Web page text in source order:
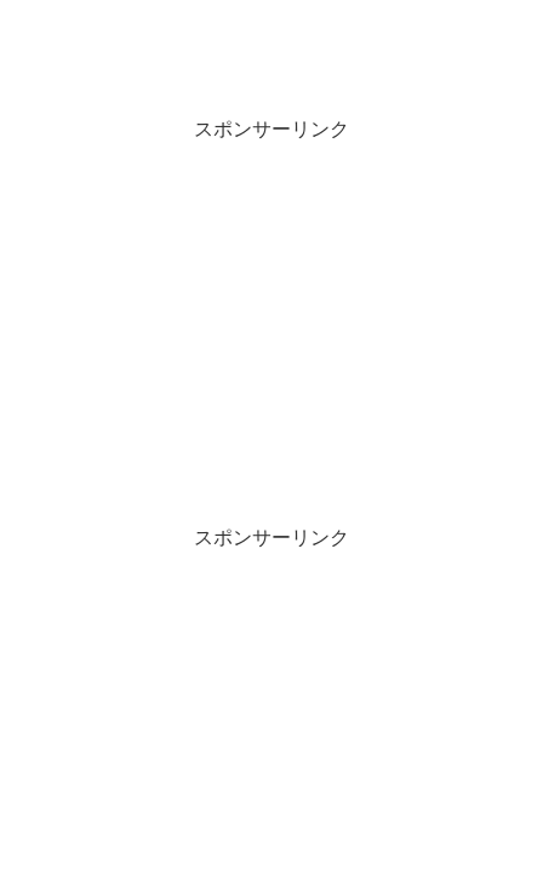
スポンサーリンク
スポンサーリンク